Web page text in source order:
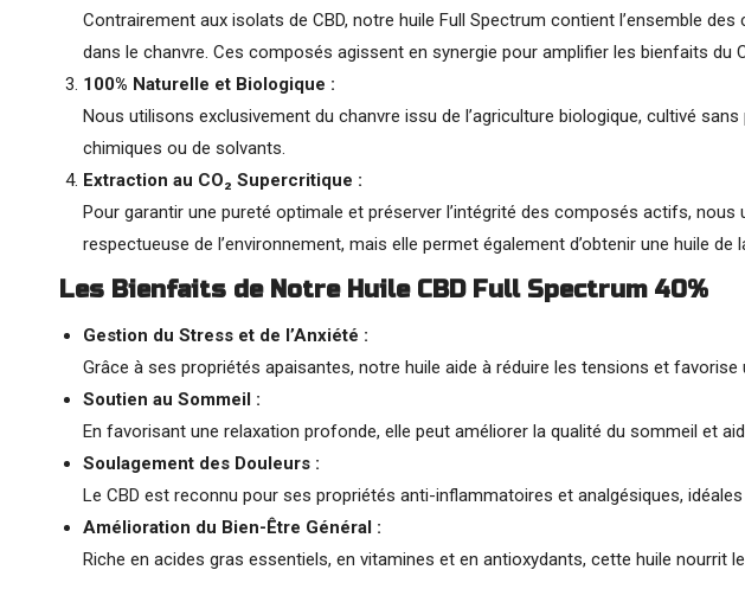
Contrairement aux isolats de CBD, notre huile Full Spectrum contient l’ensemble
dans le chanvre. Ces composés agissent en synergie pour amplifier les bienfaits du
100% Naturelle et Biologique :
Nous utilisons exclusivement du chanvre issu de l’agriculture biologique, cultivé
chimiques ou de solvants.
Extraction au CO₂ Supercritique :
Pour garantir une pureté optimale et préserver l’intégrité des composés actifs,
respectueuse de l’environnement, mais elle permet également d’obtenir une huile de
Les Bienfaits de Notre Huile CBD Full Spectrum 40%
Gestion du Stress et de l’Anxiété :
Grâce à ses propriétés apaisantes, notre huile aide à réduire les tensions et favorise
Soutien au Sommeil :
En favorisant une relaxation profonde, elle peut améliorer la qualité du sommeil et
Soulagement des Douleurs :
Le CBD est reconnu pour ses propriétés anti-inflammatoires et analgésiques,
Amélioration du Bien-Être Général :
Riche en acides gras essentiels, en vitamines et en antioxydants, cette huile nourrit